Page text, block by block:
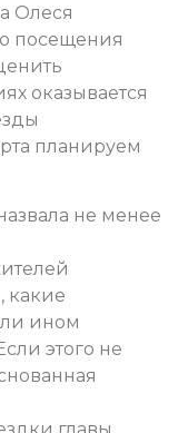
Олеся
посещения
оказывается
планируем
не менее
какие
ином
этого не